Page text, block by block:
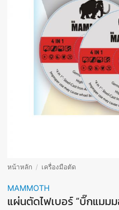
หน้าหลัก / เครื่องมือตัด
MAMMOTH
แผ่นตัดไฟเบอร์ “บิ๊กแมมม